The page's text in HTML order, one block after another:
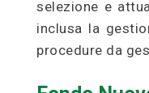
selezione e
inclusa la
procedure da